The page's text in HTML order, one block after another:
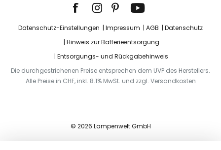
Datenschutz-Einstellungen Impressum AGB
Datenschutz
Hinweis zur Batterieentsorgung
Entsorgungs- und Rückgabehinweis
Die durchgestrichenen Preise entsprechen dem UVP des Herstellers.
Alle Preise in CHF, inkl. 8.1% MwSt. und zzgl. Versandkosten
© 2026 Lampenwelt GmbH